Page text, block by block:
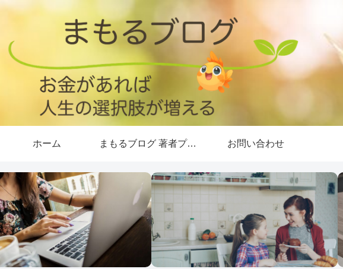
ホーム まもるブログ 著者プロフィール お問い合わせ